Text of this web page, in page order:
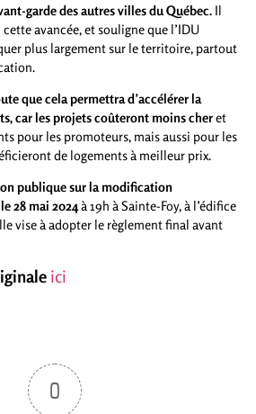
garde des autres villes du Québec. Il
avancée, et souligne que l’IDU
plus largement sur le territoire, partout
que cela permettra d’accélérer la
car les projets coûteront moins cheret
pour les promoteurs, mais aussi pour les
de logements à meilleur prix.
publique sur la modification
28 mai 2024à 19h à Sainte-Foy, à l’édifice
vise à adopter le règlement final avant
ici
0